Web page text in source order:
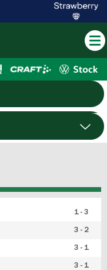
1 - 3
3 - 2
3 - 1
3 - 1